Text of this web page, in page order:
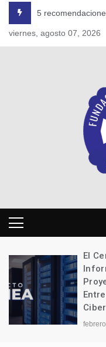
content
NOC) 5
viernes, agosto 07, 2026
El